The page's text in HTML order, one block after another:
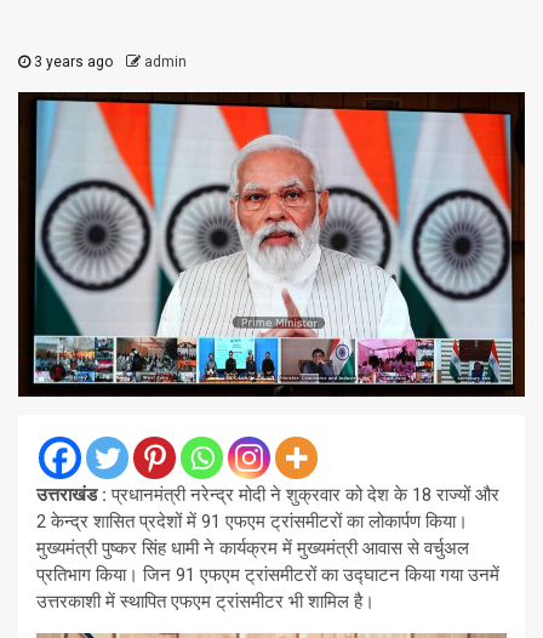
3 years ago admin
उत्तराखंड : प्रधानमंत्री नरेन्द्र मोदी ने शुक्रवार को देश के 18 राज्यों और
2 केन्द्र शासित प्रदेशों में 91 एफएम ट्रांसमीटरों का लोकार्पण किया।
मुख्यमंत्री पुष्कर सिंह धामी ने कार्यक्रम में मुख्यमंत्री आवास से वर्चुअल
प्रतिभाग किया। जिन 91 एफएम ट्रांसमीटरों का उद्घाटन किया गया उनमें
उत्तरकाशी में स्थापित एफएम ट्रांसमीटर भी शामिल है।